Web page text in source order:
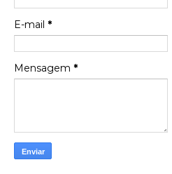
E-mail *
Mensagem *